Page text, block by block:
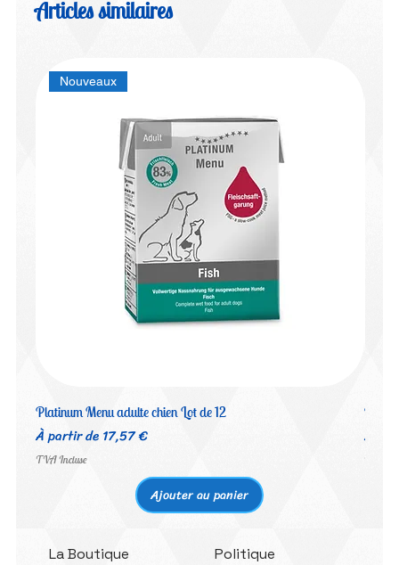
Articles similaires
Nouveaux
Platinum Menu adulte chien Lot de 12
À partir de17,57 €
Prix promotionnel
TVA Incluse
Ajouter au panier
À
Prix
TVA
La Boutique Politique